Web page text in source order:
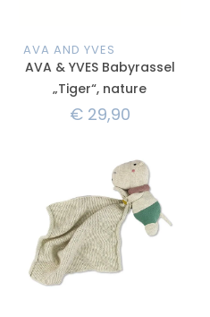
AVA AND YVES
AVA & YVES Babyrassel
„Tiger“, nature
€29,90